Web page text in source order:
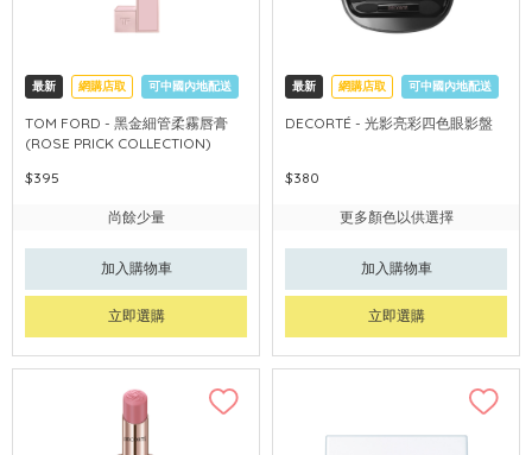
最新 網購店取 可中國內地配送
TOM FORD - 黑金細管柔霧唇膏
(ROSE PRICK COLLECTION)
$395
尚餘少量
加入購物車
立即選購
最新 網購店取 可中國內地配送
DECORTÉ - 光影亮彩四色眼影盤
$380
更多顏色以供選擇
加入購物車
立即選購